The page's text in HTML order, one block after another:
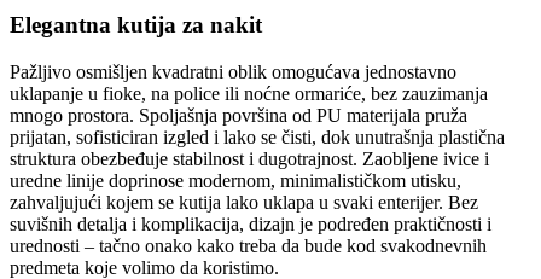
Elegantna kutija za nakit
Pažljivo osmišljen kvadratni oblik omogućava jednostavno
uklapanje u fioke, na police ili noćne ormariće, bez zauzimanja
mnogo prostora. Spoljašnja površina od PU materijala pruža
prijatan, sofisticiran izgled i lako se čisti, dok unutrašnja plastična
struktura obezbeđuje stabilnost i dugotrajnost. Zaobljene ivice i
uredne linije doprinose modernom, minimalističkom utisku,
zahvaljujući kojem se kutija lako uklapa u svaki enterijer. Bez
suvišnih detalja i komplikacija, dizajn je podređen praktičnosti i
urednosti – tačno onako kako treba da bude kod svakodnevnih
predmeta koje volimo da koristimo.